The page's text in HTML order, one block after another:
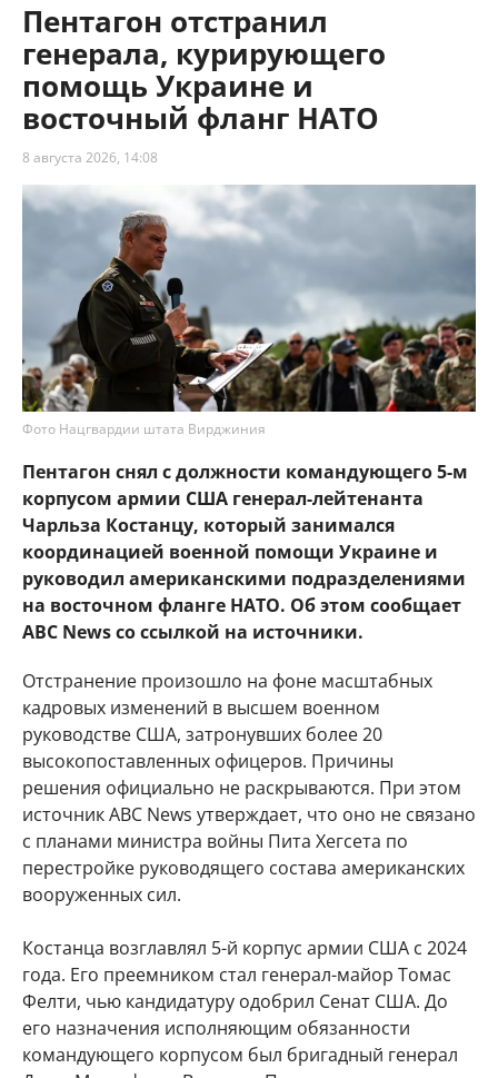
Пентагон отстранил
генерала, курирующего
помощь Украине и
восточный фланг НАТО
8 августа 2026, 14:08
Фото Нацгвардии штата Вирджиния
Пентагон снял с должности командующего 5-м
корпусом армии США генерал-лейтенанта
Чарльза Костанцу, который занимался
координацией военной помощи Украине и
руководил американскими подразделениями
на восточном фланге НАТО. Об этом сообщает
ABC News со ссылкой на источники.
Отстранение произошло на фоне масштабных
кадровых изменений в высшем военном
руководстве США, затронувших более 20
высокопоставленных офицеров. Причины
решения официально не раскрываются. При этом
источник ABC News утверждает, что оно не связано
с планами министра войны Пита Хегсета по
перестройке руководящего состава американских
вооруженных сил.
Костанца возглавлял 5-й корпус армии США с 2024
года. Его преемником стал генерал-майор Томас
Фелти, чью кандидатуру одобрил Сенат США. До
его назначения исполняющим обязанности
командующего корпусом был бригадный генерал